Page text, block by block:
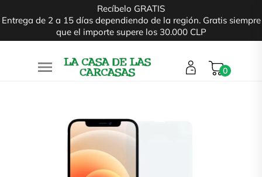
Recíbelo GRATIS
Entrega de 2 a 15 días dependiendo de la región. Gratis siempre
que el importe supere los 30.000 CLP
 0